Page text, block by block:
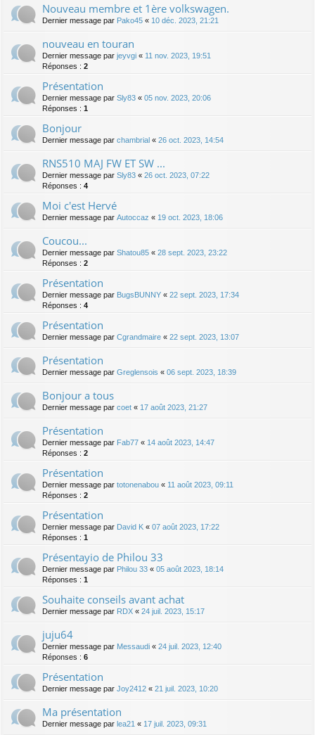
Nouveau membre et 1ère volkswagen.
Dernier message par Pako45 « 10 déc. 2023, 21:21
nouveau en touran
Dernier message par jeyvgi « 11 nov. 2023, 19:51
Réponses : 2
Présentation
Dernier message par Sly83 « 05 nov. 2023, 20:06
Réponses : 1
Bonjour
Dernier message par chambrial « 26 oct. 2023, 14:54
RNS510 MAJ FW ET SW ...
Dernier message par Sly83 « 26 oct. 2023, 07:22
Réponses : 4
Moi c'est Hervé
Dernier message par Autoccaz « 19 oct. 2023, 18:06
Coucou...
Dernier message par Shatou85 « 28 sept. 2023, 23:22
Réponses : 2
Présentation
Dernier message par BugsBUNNY « 22 sept. 2023, 17:34
Réponses : 4
Présentation
Dernier message par Cgrandmaire « 22 sept. 2023, 13:07
Présentation
Dernier message par Greglensois « 06 sept. 2023, 18:39
Bonjour a tous
Dernier message par coet « 17 août 2023, 21:27
Présentation
Dernier message par Fab77 « 14 août 2023, 14:47
Réponses : 2
Présentation
Dernier message par totonenabou « 11 août 2023, 09:11
Réponses : 2
Présentation
Dernier message par David K « 07 août 2023, 17:22
Réponses : 1
Présentayio de Philou 33
Dernier message par Philou 33 « 05 août 2023, 18:14
Réponses : 1
Souhaite conseils avant achat
Dernier message par RDX « 24 juil. 2023, 15:17
juju64
Dernier message par Messaudi « 24 juil. 2023, 12:40
Réponses : 6
Présentation
Dernier message par Joy2412 « 21 juil. 2023, 10:20
Ma présentation
Dernier message par lea21 « 17 juil. 2023, 09:31